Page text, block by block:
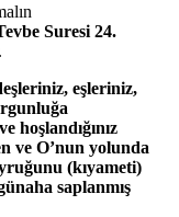
Suresi 24.
eşleriniz,
hoşlandığınız
ve O’nun yolunda
(kıyameti)
saplanmış